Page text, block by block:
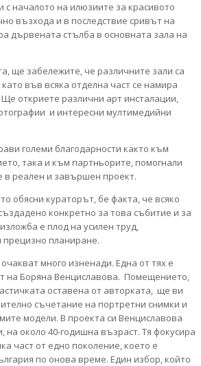
с началото на илюзиите за красивото
възхода и в последствие сривът на
дървената стълба в основната зала на
ще забележите, че различните зали са
във всяка отделна част се намира
откриете различни арт инсталации,
и интересни мултимедийни
големи благодарности както към
така и към партньорите, помогнали
в реален и завършен проект.
обясни кураторът, бе факта, че всяко
конкретно за това събитие и за
е плод на усилен труд,
планиране.
много изненади. Една от тях е
на Боряна Венциславова. Помещението,
оставена от авторката, ще ви
съчетание на портретни снимки и
модели. В проекта си Венциславова
на около 40-годишна възраст. Тя фокусира
част от едно поколение, което е
по онова време. Един избор, който